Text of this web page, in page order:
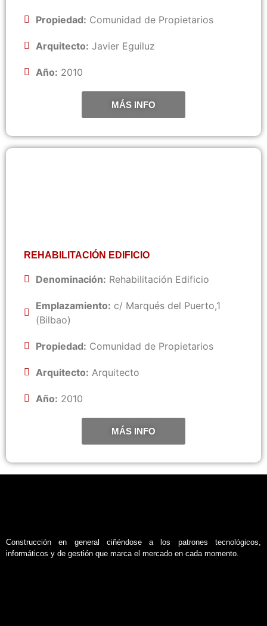
Propiedad: Comunidad de Propietarios
Arquitecto: Javier Eguiluz
Año: 2010
MÁS INFO
REHABILITACIÓN EDIFICIO
Denominación: Rehabilitación Edificio
Emplazamiento: c/ Marqués del Puerto,1
(Bilbao)
Propiedad: Comunidad de Propietarios
Arquitecto: Arquitecto
Año: 2010
MÁS INFO
Construcción en general ciñéndose a los patrones tecnológicos,
informáticos y de gestión que marca el mercado en cada momento.